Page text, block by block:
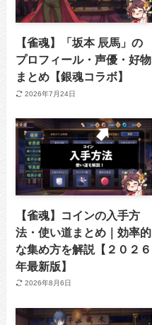
【雀魂】「坂本 辰馬」の
プロフィール・声優・好物
まとめ【銀魂コラボ】
2026年7月24日
【雀魂】コインの入手方
法・使い道まとめ｜効率的
な集め方を解説【２０２６
年最新版】
2026年8月6日